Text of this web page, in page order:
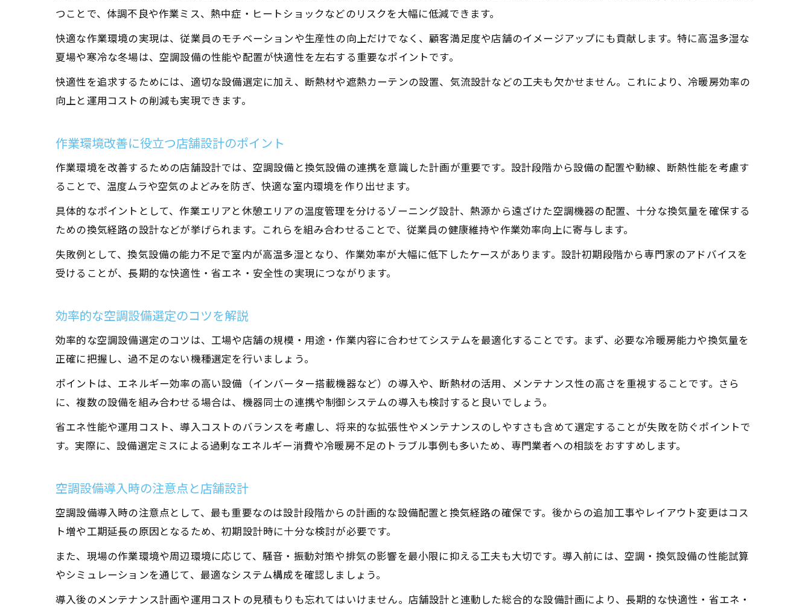
換気設備と店舗設計の連携ポイント表
冷暖房工事と換気設備の選び方
店舗設計で重視すべき換気のコツ
快適性を高める換気設備の工夫
店舗設計でエネルギー効率を高める工夫
空調設備の省エネ運用ポイント
冷暖房工事のコスト削減術
つことで、体調不良や作業ミス、熱中症・ヒートショックなどのリスクを大幅に低減できます。
快適な作業環境の実現は、従業員のモチベーションや生産性の向上だけでなく、顧客満足度や店舗のイメージアップにも貢献します。特に高温多湿な
夏場や寒冷な冬場は、空調設備の性能や配置が快適性を左右する重要なポイントです。
快適性を追求するためには、適切な設備選定に加え、断熱材や遮熱カーテンの設置、気流設計などの工夫も欠かせません。これにより、冷暖房効率の
向上と運用コストの削減も実現できます。
作業環境改善に役立つ店舗設計のポイント
作業環境を改善するための店舗設計では、空調設備と換気設備の連携を意識した計画が重要です。設計段階から設備の配置や動線、断熱性能を考慮す
ることで、温度ムラや空気のよどみを防ぎ、快適な室内環境を作り出せます。
具体的なポイントとして、作業エリアと休憩エリアの温度管理を分けるゾーニング設計、熱源から遠ざけた空調機器の配置、十分な換気量を確保する
ための換気経路の設計などが挙げられます。これらを組み合わせることで、従業員の健康維持や作業効率向上に寄与します。
失敗例として、換気設備の能力不足で室内が高温多湿となり、作業効率が大幅に低下したケースがあります。設計初期段階から専門家のアドバイスを
受けることが、長期的な快適性・省エネ・安全性の実現につながります。
効率的な空調設備選定のコツを解説
効率的な空調設備選定のコツは、工場や店舗の規模・用途・作業内容に合わせてシステムを最適化することです。まず、必要な冷暖房能力や換気量を
正確に把握し、過不足のない機種選定を行いましょう。
ポイントは、エネルギー効率の高い設備（インバーター搭載機器など）の導入や、断熱材の活用、メンテナンス性の高さを重視することです。さら
に、複数の設備を組み合わせる場合は、機器同士の連携や制御システムの導入も検討すると良いでしょう。
省エネ性能や運用コスト、導入コストのバランスを考慮し、将来的な拡張性やメンテナンスのしやすさも含めて選定することが失敗を防ぐポイントで
す。実際に、設備選定ミスによる過剰なエネルギー消費や冷暖房不足のトラブル事例も多いため、専門業者への相談をおすすめします。
空調設備導入時の注意点と店舗設計
空調設備導入時の注意点として、最も重要なのは設計段階からの計画的な設備配置と換気経路の確保です。後からの追加工事やレイアウト変更はコス
ト増や工期延長の原因となるため、初期設計時に十分な検討が必要です。
また、現場の作業環境や周辺環境に応じて、騒音・振動対策や排気の影響を最小限に抑える工夫も大切です。導入前には、空調・換気設備の性能試算
やシミュレーションを通じて、最適なシステム構成を確認しましょう。
導入後のメンテナンス計画や運用コストの見積もりも忘れてはいけません。店舗設計と連動した総合的な設備計画により、長期的な快適性・省エネ・